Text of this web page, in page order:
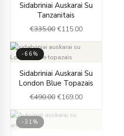
Sidabriniai Auskarai Su
Tanzanitais
€335.00
price
was:
€335.00.
€115.00
price
€115.00.
-66%
Sidabriniai Auskarai Su
London Blue Topazais
€490.00
price
was:
€490.00.
€169.00
price
is:
€169.00.
-31%